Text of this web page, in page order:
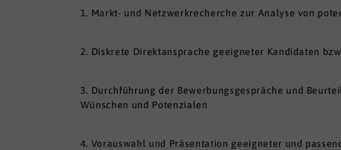
1. Markt- und Netzwerkrecherche zur Analyse von
2. Diskrete Direktansprache geeigneter Kandidaten
3. Durchführung der Bewerbungsgespräche und
Wünschen und Potenzialen
4. Vorauswahl und Präsentation geeigneter und